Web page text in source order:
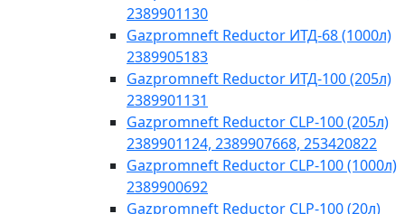
2389901130
Gazpromneft Reductor ИТД-68 (1000л)
2389905183
Gazpromneft Reductor ИТД-100 (205л)
2389901131
Gazpromneft Reductor CLP-100 (205л)
2389901124, 2389907668, 253420822
Gazpromneft Reductor CLP-100 (1000л)
2389900692
Gazpromneft Reductor CLP-100 (20л)